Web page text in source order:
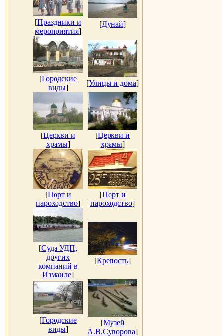
[Праздники и
мероприятия]
[Дунай]
[Городские
виды]
[Улицы и дома]
[Церкви и
храмы]
[Церкви и
храмы]
[Порт и
пароходство]
[Порт и
пароходство]
[Суда УДП,
других
компаний в
Измаиле]
[Крепость]
[Городские
виды]
[Музей
А.В.Суворова]